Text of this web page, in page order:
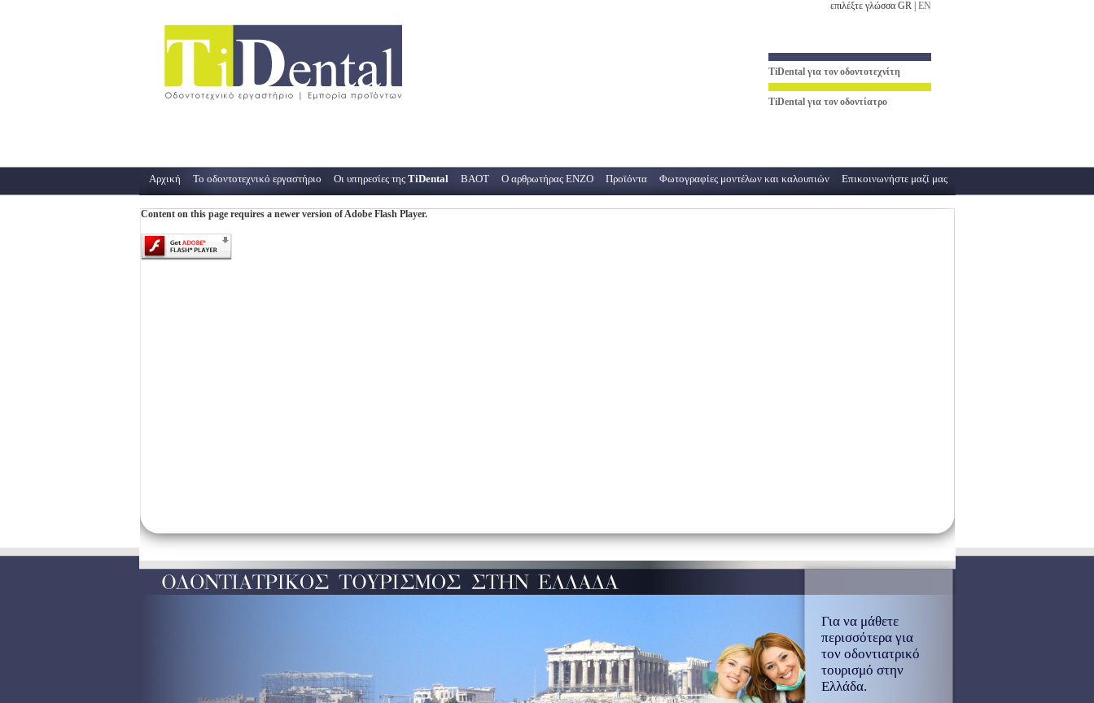
επιλέξτε γλώσσα GR | EN
TiDentalγια τον οδοντοτεχνίτη
TiDentalγια τον οδοντίατρο
Αρχική Το οδοντοτεχνικό εργαστήριο Οι υπηρεσίες της TiDental BAOT Ο αρθρωτήρας ΕΝΖΟ Προϊόντα Φωτογραφίες μοντέλων και καλουπιών Επικοινωνήστε μαζί μας
Content on this page requires a newer version of Adobe Flash Player.
Για να μάθετε
περισσότερα για
τον οδοντιατρικό
τουρισμό στην
Ελλάδα.